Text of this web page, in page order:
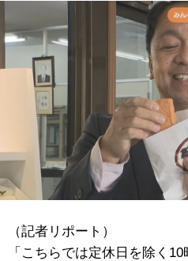
（記者リポート）
「こちらでは定休日を除く